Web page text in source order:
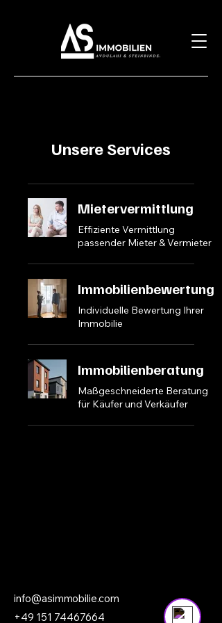
Unsere Services
Mietervermittlung
Effiziente Vermittlung
passender Mieter & Vermieter
Immobilienbewertung
Individuelle Bewertung Ihrer
Immobilie
Immobilienberatung
Maßgeschneiderte Beratung
für Käufer und Verkäufer
info@asimmobilie.com
+49 151 74467664
Powered by
InnoTech Apps
Your 14 days trial has
The trial's over, but the show must go